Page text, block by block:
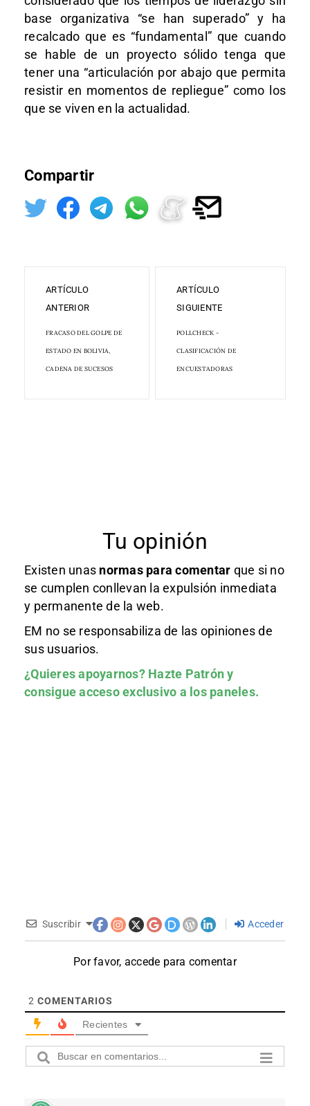
base organizativa “se han superado” y ha
recalcado que es “fundamental” que cuando
se hable de un proyecto sólido tenga que
tener una “articulación por abajo que permita
resistir en momentos de repliegue” como los
que se viven en la actualidad.
Compartir
ARTÍCULO
ANTERIOR
FRACASO DEL GOLPE DE
ESTADO EN BOLIVIA,
CADENA DE SUCESOS
ARTÍCULO
SIGUIENTE
POLLCHECK -
CLASIFICACIÓN DE
ENCUESTADORAS
Tu opinión
Existen unas normas para comentar que si no
se cumplen conllevan la expulsión inmediata
y permanente de la web.
EM no se responsabiliza de las opiniones de
sus usuarios.
¿Quieres apoyarnos? Hazte Patróny
consigue acceso exclusivo a los paneles.
Suscribir Acceder
Por favor, accede para comentar
2 COMENTARIOS
Recientes